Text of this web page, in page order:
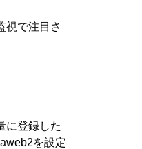
視で注目さ
に登録した
を設定